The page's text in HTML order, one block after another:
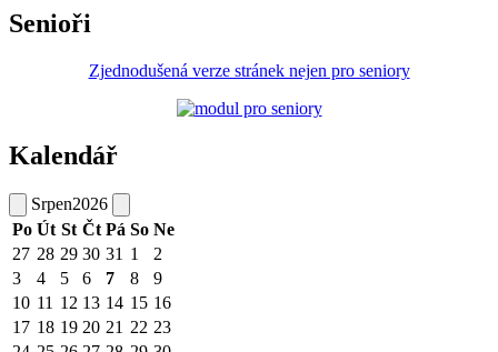
Senioři
Zjednodušená verze stránek nejen pro seniory
Kalendář
Srpen2026
Po Út St Čt Pá So Ne
27 28 29 30 31 1
2
3
4 5 6 7 8
9
10 11 12 13 14 15 16
17 18 19 20 21 22 23